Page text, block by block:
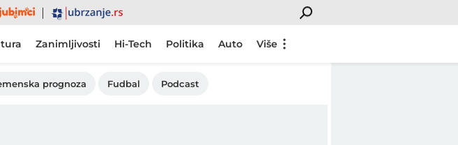
Ubrzanje
Zanimljivosti Hi-Tech Politika Auto Više
prognoza Fudbal Podcast